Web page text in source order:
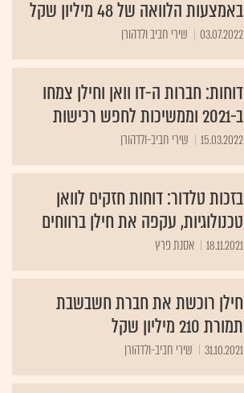
באמצעות הלוואה של 48 מיליון שקל
03.07.2022 שירי חביב ולדהורן
דוחות: חברות ה-IT וואן וחילן צמחו
ב-2021 וממשיכות לחפש רכישות
15.03.2022 שירי חביב-ולדהורן
בזכות טלדור: דוחות חזקים לוואן
טכנולוגיות, עקפה את חילן ברווחים
18.11.2021 אסנת פרץ
חילן רוכשת את חברת חשבשבת
תמורת 210 מיליון שקל
31.10.2021 שירי חביב-ולדהורן